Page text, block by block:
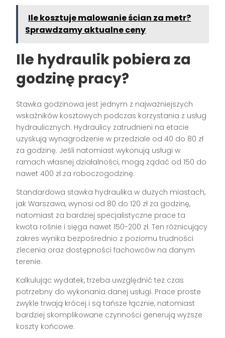
Ile kosztuje malowanie ścian za metr?
Sprawdzamy aktualne ceny
Ile hydraulik pobiera za
godzinę pracy?
Stawka godzinowa jest jednym z najważniejszych
wskaźników kosztowych podczas korzystania z usług
hydraulicznych. Hydraulicy zatrudnieni na etacie
uzyskują wynagrodzenie w przedziale od 40 do 80 zł
za godzinę. Jeśli natomiast wykonują usługi w
ramach własnej działalności, mogą żądać od 150 do
nawet 400 zł za roboczogodzinę.
Standardowa stawka hydraulika w dużych miastach,
jak Warszawa, wynosi od 80 do 120 zł za godzinę,
natomiast za bardziej specjalistyczne prace ta
kwota rośnie i sięga nawet 150-200 zł. Ten różnicujący
zakres wynika bezpośrednio z poziomu trudności
zlecenia oraz dostępności fachowców na danym
terenie.
Kalkulując wydatek, trzeba uwzględnić też czas
potrzebny do wykonania danej usługi. Prace proste
zwykle trwają krócej i są tańsze łącznie, natomiast
bardziej skomplikowane czynności generują wyższe
koszty końcowe.